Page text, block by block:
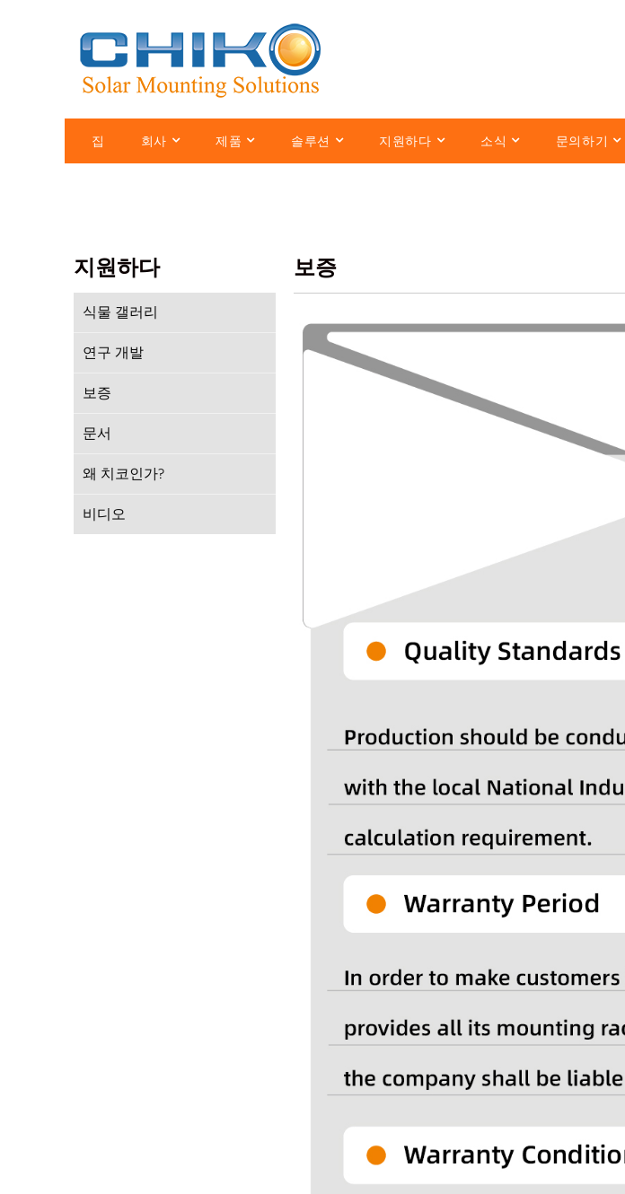
집 회사 제품 솔루션 지원하다 소식 문의하기
지원하다
식물 갤러리
연구 개발
보증
문서
왜 치코인가?
비디오
보증